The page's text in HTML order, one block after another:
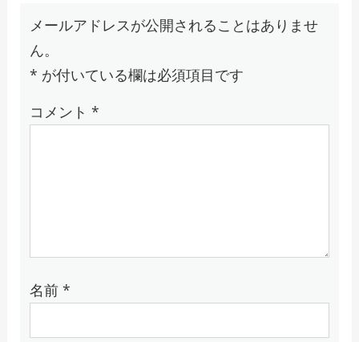
メールアドレスが公開されることはありませ
ん。
* が付いている欄は必須項目です
コメント *
名前 *